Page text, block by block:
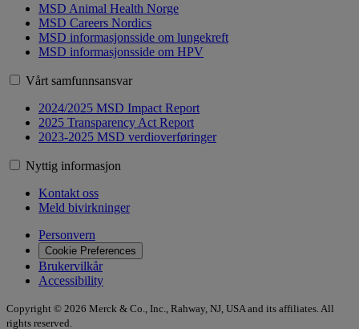
MSD Animal Health Norge
MSD Careers Nordics
MSD informasjonsside om lungekreft
MSD informasjonsside om HPV
Vårt samfunnsansvar
2024/2025 MSD Impact Report
2025 Transparency Act Report
2023-2025 MSD verdioverføringer
Nyttig informasjon
Kontakt oss
Meld bivirkninger
Personvern
Cookie Preferences
Brukervilkår
Accessibility
Copyright © 2026 Merck & Co., Inc., Rahway, NJ, USA and its affiliates. All
rights reserved.